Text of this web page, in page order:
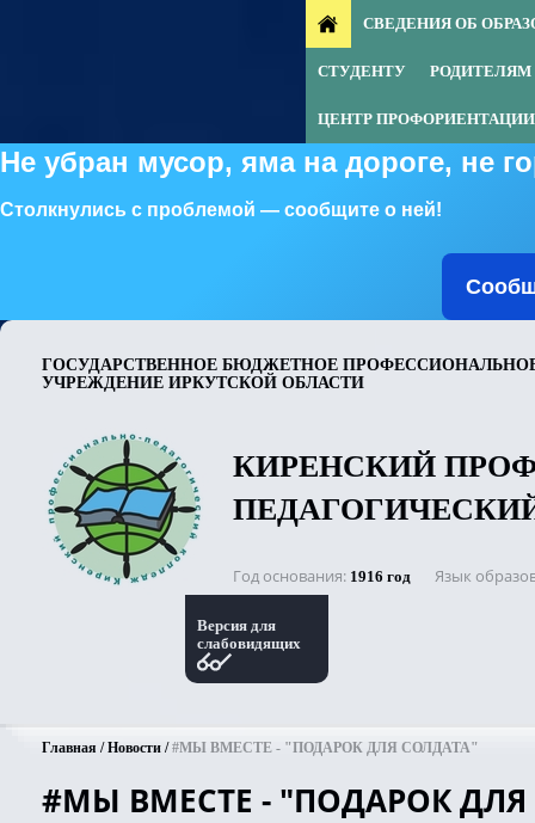
Не убран мусор, яма на дороге, не
Столкнулись с проблемой — сообщите о ней!
СВЕДЕНИЯ ОБ
СТУДЕНТУ РОДИТЕЛЯМ
ЦЕНТР ПРОФОРИЕНТАЦИИ
ГОСУДАРСТВЕННОЕ БЮДЖЕТНОЕ ПРОФЕССИОНАЛЬНОЕ
УЧРЕЖДЕНИЕ ИРКУТСКОЙ ОБЛАСТИ
КИРЕНСКИЙ
Год основания 1916 год Язык
Версия для
слабовидящих
Главная Новости #МЫ ВМЕСТЕ - "ПОДАРОК ДЛЯ СОЛДАТА"
#МЫ ВМЕСТЕ - "ПОДАРОК